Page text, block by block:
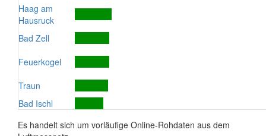
Haag am
Hausruck
Bad Zell
Feuerkogel
Traun
Bad Ischl
Es handelt sich um vorläufige Online-Rohdaten aus dem